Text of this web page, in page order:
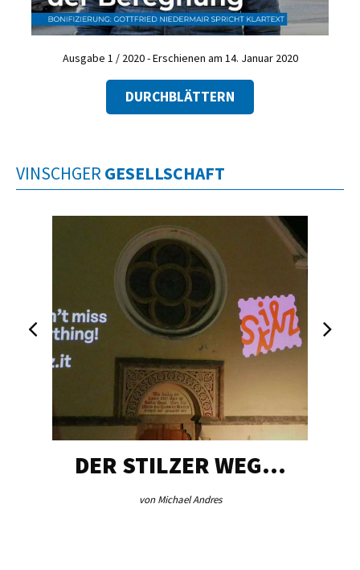
Ausgabe 1 / 2020 - Erschienen am 14. Januar 2020
DURCHBLÄTTERN
VINSCHGER GESELLSCHAFT
DER STILZER WEG…
von Michael Andres